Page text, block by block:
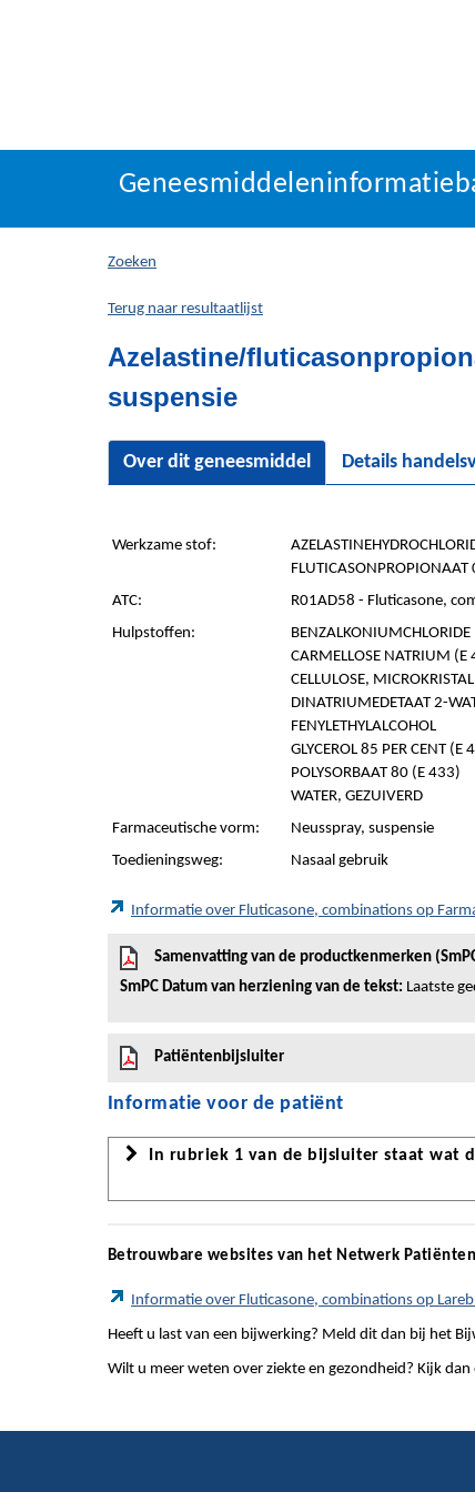
U
hier:
Zoeken
Terug naar resultaatlijst
Azelastine/
suspensie
Over dit geneesmiddel Details
Werkzame stof:
ATC:
R01AD58 - Fluticasone,
Hulpstoffen:
BENZALKONIUMCHLORIDE
CARMELLOSE NATRIUM (E
CELLULOSE,
DINATRIUMEDETAAT 2-
FENYLETHYLALCOHOL
GLYCEROL 85 PER CENT (E
POLYSORBAAT 80 (E 433)
WATER, GEZUIVERD
Farmaceutische vorm:
Neusspray, suspensie
Toedieningsweg:
Nasaal gebruik
Informatie over Fluticasone, combinations op
Samenvatting van de productkenmerken
SmPC Datum van herziening van de tekst: Laatste
Patiëntenbijsluiter
Informatie voor de patiënt
In rubriek 1 van de bijsluiter staat wat
Betrouwbare websites van het Netwerk
Informatie over Fluticasone, combinations op
Heeft u last van een bijwerking? Meld dit dan bij het
Wilt u meer weten over ziekte en gezondheid? Kijk dan